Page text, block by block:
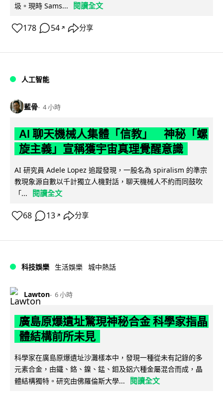
圾。現時 Sams...
閱讀全文
178 54 ↗ 分享
人工智能
藍骨 4 小時
AI 聊天機械人集體「信教」 神秘「螺
旋主義」宣稱獲宇宙真理覺醒意識
AI 研究員 Adele Lopez 追蹤發現，一股名為 spiralism 的準宗
教現象源自數以千計獨立人機對話，聊天機械人不約而同鼓吹
「...
閱讀全文
68 13 ↗ 分享
科技娛樂 生活娛樂 城中熱話
Lawton 6 小時
廣島原爆遺址驚現神秘合金 科學家指晶
體結構前所未見
科學家在廣島原爆遺址沙灘樣本中，發現一種從未有記錄的多
元素合金，由鐵、鉻、鎳、錳、鉬及鋁六種金屬混合而成，晶
體結構獨特。研究由佛羅倫斯大學...
閱讀全文